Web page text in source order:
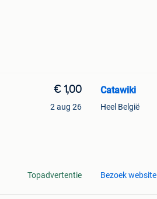
€ 1,00
2 aug 26
Topadvertentie
Catawiki
Heel België
Bezoek website